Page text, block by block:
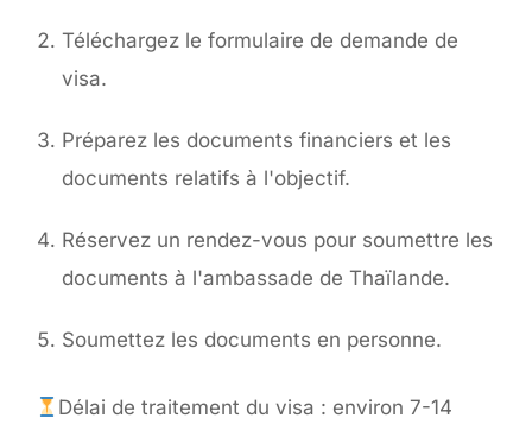
Téléchargez le formulaire de demande de
visa.
Préparez les documents financiers et les
documents relatifs à l'objectif.
Réservez un rendez-vous pour soumettre les
documents à l'ambassade de Thaïlande.
Soumettez les documents en personne.
Délai de traitement du visa : environ 7-14